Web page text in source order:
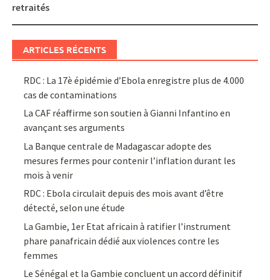
retraités
ARTICLES RÉCENTS
RDC : La 17è épidémie d’Ebola enregistre plus de 4.000
cas de contaminations
La CAF réaffirme son soutien à Gianni Infantino en
avançant ses arguments
La Banque centrale de Madagascar adopte des
mesures fermes pour contenir l’inflation durant les
mois à venir
RDC : Ebola circulait depuis des mois avant d’être
détecté, selon une étude
La Gambie, 1er Etat africain à ratifier l’instrument
phare panafricain dédié aux violences contre les
femmes
Le Sénégal et la Gambie concluent un accord définitif